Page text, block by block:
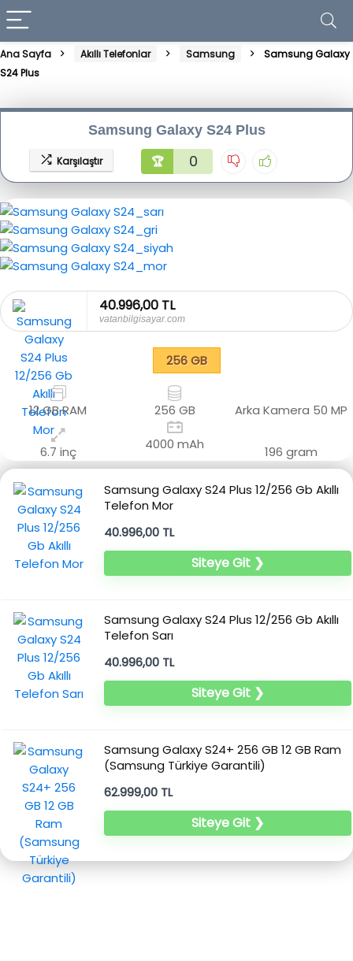
Ana Sayfa Akıllı Telefonlar Samsung
Samsung Galaxy
S24 Plus
Samsung Galaxy S24 Plus
Karşılaştır 🏆 0
40.996,00 TL
vatanbilgisayar.com
256 GB
12 GB RAM 256 GB Arka Kamera 50 MP
6.7 inç 4000 mAh 196 gram
Samsung Galaxy S24 Plus 12/256 Gb Akıllı
Telefon Mor
40.996,00 TL
Siteye Git ❯
Samsung Galaxy S24 Plus 12/256 Gb Akıllı
Telefon Sarı
40.996,00 TL
Siteye Git ❯
Samsung Galaxy S24+ 256 GB 12 GB Ram
(Samsung Türkiye Garantili)
62.999,00 TL
Siteye Git ❯